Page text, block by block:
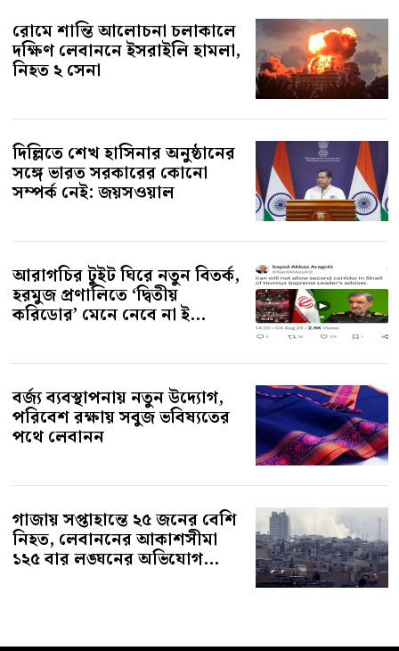
দক্ষিণ লেবাননে ইসরাইলি হামলা,
নিহত ২ সেনা
দিল্লিতে শেখ হাসিনার অনুষ্ঠানের
সঙ্গে ভারত সরকারের কোনো
সম্পর্ক নেই: জয়সওয়াল
আরাগচির টুইট ঘিরে নতুন বিতর্ক,
হরমুজ প্রণালিতে ‘দ্বিতীয়
করিডোর’ মেনে নেবে না ই...
বর্জ্য ব্যবস্থাপনায় নতুন উদ্যোগ,
পরিবেশ রক্ষায় সবুজ ভবিষ্যতের
পথে লেবানন
গাজায় সপ্তাহান্তে ২৫ জনের বেশি
১২৫ বার লঙ্ঘনের অভিযোগ...
উপদেষ্টা সম্পাদক মন্ডলীর সদস্য: অধ্যাপক ড. মাহবুবুর